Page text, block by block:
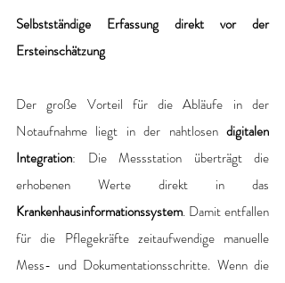
Selbstständige Erfassung direkt vor der
Ersteinschätzung
Der große Vorteil für die Abläufe in der
Notaufnahme liegt in der nahtlosen digitalen
Integration: Die Messstation überträgt die
Krankenhausinformationssystem. Damit entfallen
für die Pflegekräfte zeitaufwendige manuelle
Mess- und Dokumentationsschritte. Wenn die